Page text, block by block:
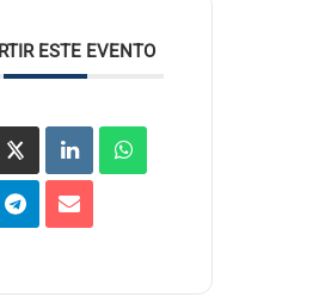
ESTE EVENTO